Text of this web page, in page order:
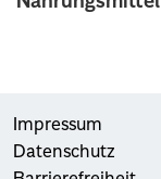
Impressum
Datenschutz